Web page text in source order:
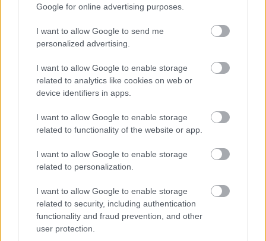
Google for online advertising purposes.
I want to allow Google to send me
personalized advertising.
I want to allow Google to enable storage
related to analytics like cookies on web or
device identifiers in apps.
I want to allow Google to enable storage
related to functionality of the website or app.
I want to allow Google to enable storage
related to personalization.
I want to allow Google to enable storage
related to security, including authentication
functionality and fraud prevention, and other
user protection.
4 órája
Kerékpáros világbajnokságra kvalifikálta magát Bottas az
F1-es nyári szünetben